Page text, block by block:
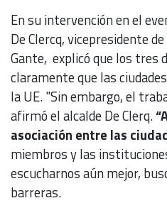
En su intervención en el
De Clercq, vicepresidente
Gante, explicó que los tres
claramente que las
la UE. "Sin embargo, el
afirmó el alcalde De Clerq.
asociación entre las
miembros y las
escucharnos aún mejor,
barreras.